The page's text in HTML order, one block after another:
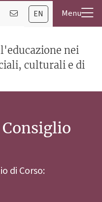
EN
nei
culturali e di
di Corso: